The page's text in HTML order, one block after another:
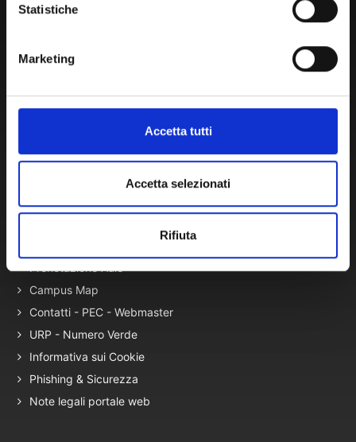
Statistiche
Marketing
Accetta tutti
Accetta selezionati
Rifiuta
Atti di Notifica
Presidio Qualità
Bacheca di Ateneo - Bandi e Concorsi
Prenotazione Aule
Campus Map
Contatti - PEC - Webmaster
URP - Numero Verde
Informativa sui Cookie
Phishing & Sicurezza
Note legali portale web